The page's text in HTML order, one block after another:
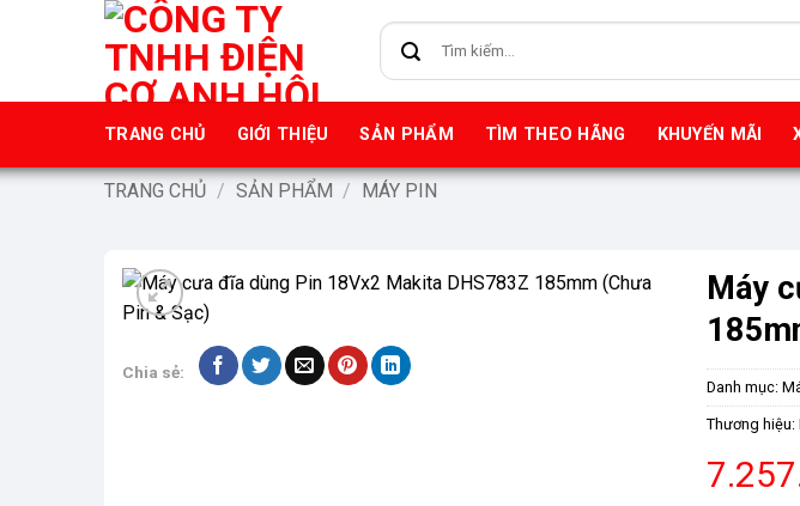
dung
Tìm
kiếm:
TRANG CHỦ GIỚI THIỆU SẢN PHẨM TÌM THEO HÃNG KHUYẾN MÃI
TRANG CHỦ / SẢN PHẨM / MÁY PIN
Chia sẻ:
Máy
Danh mục:
Thương hiệu: